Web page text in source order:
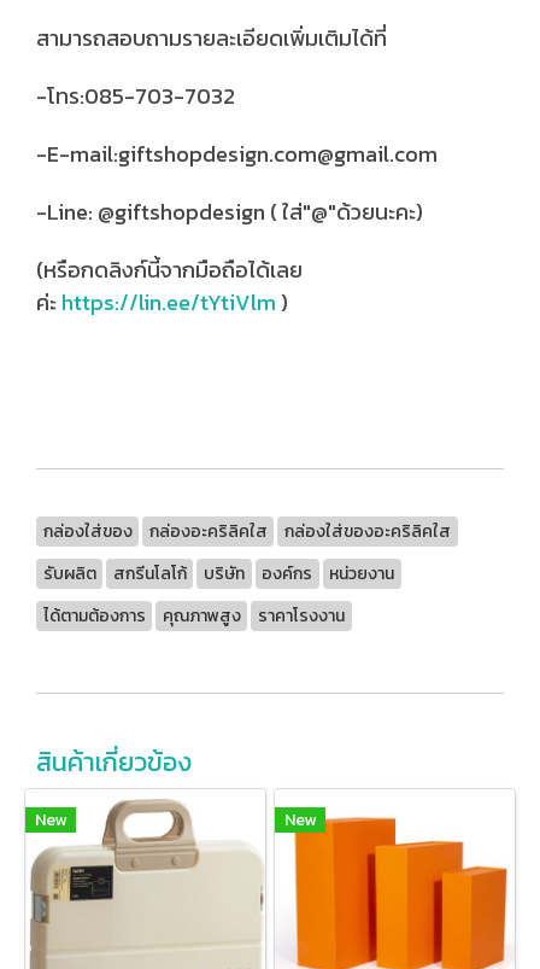
สามารถสอบถามรายละเอียดเพิ่มเติมได้ที่
-โทร:085-703-7032
-E-mail:giftshopdesign.com@gmail.com
-Line: @giftshopdesign ( ใส่"@"ด้วยนะคะ)
(หรือกดลิงก์นี้จากมือถือได้เลย
ค่ะhttps://lin.ee/tYtiVlm)
กล่องใส่ของ กล่องอะคริลิคใส
กล่องใส่ของอะคริลิคใส
รับผลิต
สกรีนโลโก้ บริษัท องค์กร
หน่วยงาน
ได้ตามต้องการ
คุณภาพสูง ราคาโรงงาน
สินค้าเกี่ยวข้อง
New New